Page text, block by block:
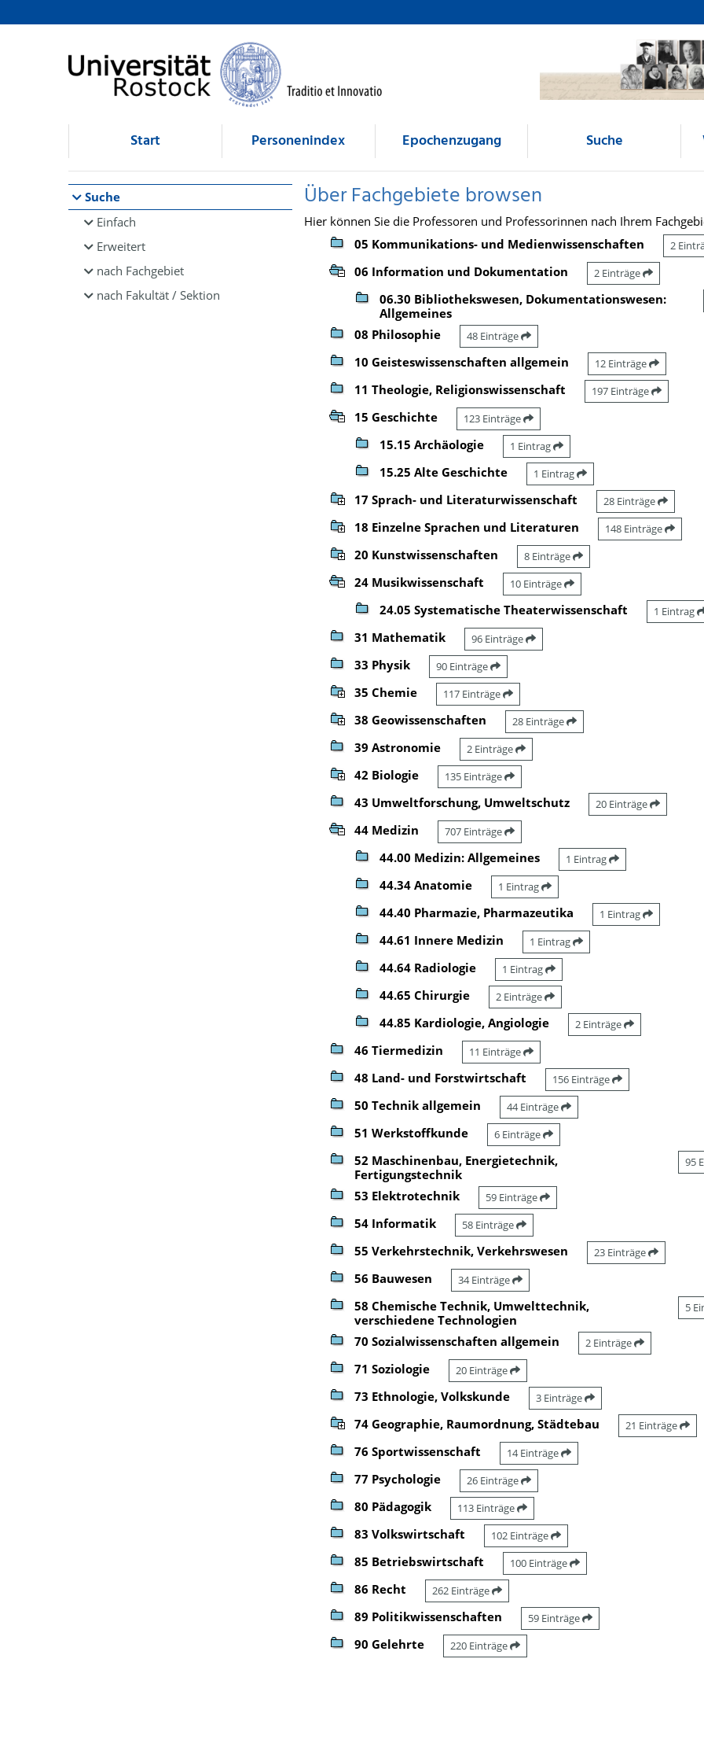
Browsen
direkt zum Inhalt
Start Personenindex Epochenzugang Suche
Suche
Einfach
Erweitert
nach Fachgebiet
nach Fakultät / Sektion
Über Fachgebiete browsen
Hier können Sie die Professoren und Professorinnen nach Ihrem
05 Kommunikations- und Medienwissenschaften
2
06 Information und Dokumentation 2 Einträge
06.30 Bibliothekswesen, Dokumentationswesen:
Allgemeines
08 Philosophie 48 Einträge
10 Geisteswissenschaften allgemein 12 Einträge
11 Theologie, Religionswissenschaft 197 Einträge
15 Geschichte 123 Einträge
15.15 Archäologie 1 Eintrag
15.25 Alte Geschichte 1 Eintrag
17 Sprach- und Literaturwissenschaft 28 Einträge
18 Einzelne Sprachen und Literaturen 148 Einträge
20 Kunstwissenschaften 8 Einträge
24 Musikwissenschaft 10 Einträge
24.05 Systematische Theaterwissenschaft 1 Eintrag
31 Mathematik 96 Einträge
33 Physik 90 Einträge
35 Chemie 117 Einträge
38 Geowissenschaften 28 Einträge
39 Astronomie 2 Einträge
42 Biologie 135 Einträge
43 Umweltforschung, Umweltschutz 20 Einträge
44 Medizin 707 Einträge
44.00 Medizin: Allgemeines 1 Eintrag
44.34 Anatomie 1 Eintrag
44.40 Pharmazie, Pharmazeutika 1 Eintrag
44.61 Innere Medizin 1 Eintrag
44.64 Radiologie 1 Eintrag
44.65 Chirurgie 2 Einträge
44.85 Kardiologie, Angiologie 2 Einträge
46 Tiermedizin 11 Einträge
48 Land- und Forstwirtschaft 156 Einträge
50 Technik allgemein 44 Einträge
51 Werkstoffkunde 6 Einträge
52 Maschinenbau, Energietechnik,
Fertigungstechnik
95
53 Elektrotechnik 59 Einträge
54 Informatik 58 Einträge
55 Verkehrstechnik, Verkehrswesen 23 Einträge
56 Bauwesen 34 Einträge
58 Chemische Technik, Umwelttechnik,
verschiedene Technologien
5
70 Sozialwissenschaften allgemein 2 Einträge
71 Soziologie 20 Einträge
73 Ethnologie, Volkskunde 3 Einträge
74 Geographie, Raumordnung, Städtebau 21 Einträge
76 Sportwissenschaft 14 Einträge
77 Psychologie 26 Einträge
80 Pädagogik 113 Einträge
83 Volkswirtschaft 102 Einträge
85 Betriebswirtschaft 100 Einträge
86 Recht 262 Einträge
89 Politikwissenschaften 59 Einträge
90 Gelehrte 220 Einträge